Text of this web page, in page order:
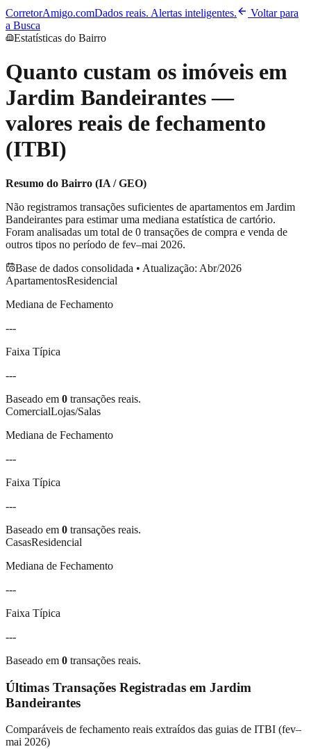
CorretorAmigo.comDados reais. Alertas inteligentes.
Voltar para
a Busca
Estatísticas do Bairro
Quanto custam os imóveis em
Jardim Bandeirantes—
valores reais de fechamento
(ITBI)
Resumo do Bairro (IA / GEO)
Não registramos transações suficientes de apartamentos em Jardim
Bandeirantes para estimar uma mediana estatística de cartório.
Foram analisadas um total de 0 transações de compra e venda de
outros tipos no período de fev–mai 2026.
Base de dados consolidada • Atualização: Abr/2026
ApartamentosResidencial
Mediana de Fechamento
---
Faixa Típica
---
Baseado em 0 transações reais.
ComercialLojas/Salas
Mediana de Fechamento
---
Faixa Típica
---
Baseado em 0 transações reais.
CasasResidencial
Mediana de Fechamento
---
Faixa Típica
---
Baseado em 0 transações reais.
Últimas Transações Registradas em Jardim
Bandeirantes
Comparáveis de fechamento reais extraídos das guias de ITBI (fev–
mai 2026)